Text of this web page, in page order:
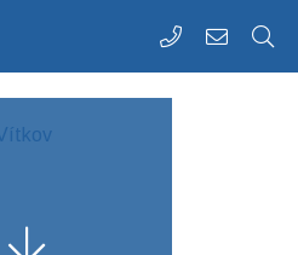
+420 556 312